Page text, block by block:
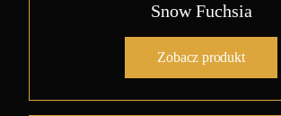
Snow Fuchsia
Zobacz produkt